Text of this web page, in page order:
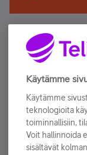
Älä jää
Tilaa Telian
sähköpostiisi.
Tilaa nyt
Käytämme
Käytämme
teknologioita
toiminnallisiin,
Voit hallinnoida
sisältävät